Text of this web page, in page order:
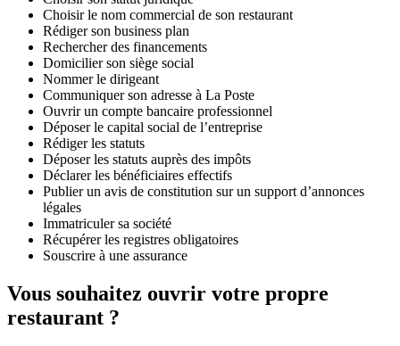
Choisir le nom commercial de son restaurant
Rédiger son business plan
Rechercher des financements
Domicilier son siège social
Nommer le dirigeant
Communiquer son adresse à La Poste
Ouvrir un compte bancaire professionnel
Déposer le capital social de l’entreprise
Rédiger les statuts
Déposer les statuts auprès des impôts
Déclarer les bénéficiaires effectifs
Publier un avis de constitution sur un support d’annonces
légales
Immatriculer sa société
Récupérer les registres obligatoires
Souscrire à une assurance
Vous souhaitez ouvrir votre propre
restaurant ?